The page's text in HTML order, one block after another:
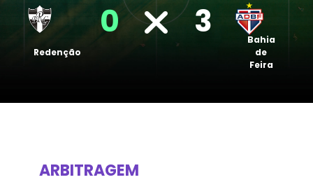
Redenção
0 3
Bahia
de
Feira
ARBITRAGEM